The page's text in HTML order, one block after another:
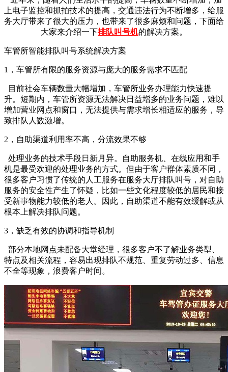
上电子监控和抓拍技术的提高，交通违法行为不断增多，给服
务大厅带来了很大的压力，也带来了很多麻烦和问题，下面给
大家来介绍一下排队叫号机的解决方案。
车管所智能排队叫号系统解决方案
1，车管所有限的服务资源与庞大的服务需求不匹配
目前社会车辆数量大幅增加，车管所业务办理能力快速提
升。短期内，车管所资源无法解决日益增多的业务问题，难以
增加营业网点和窗口，无法提供与需求增长相适应的服务，导
致排队人数激增。
2，自助渠道利用率不高，分流效果不够
处理业务的技术手段日新月异。自助服务机、在线应用和手
机是最受欢迎的处理业务的方式。但由于客户群体素质不同，
很多客户习惯了传统的人工服务在服务大厅排队叫号，对自助
服务的安全性产生了怀疑，比如一些文化程度较低的居民和接
受新事物能力较低的老人。因此，自助渠道不能有效缓解或从
根本上解决排队问题。
3，缺乏有效的协调和指导机制
部分本地网点未配备大堂经理，很多客户不了解业务类型、
特点及相关流程，容易出现排队不规范、重复劳动过多、信息
不全等现象，浪费客户时间。